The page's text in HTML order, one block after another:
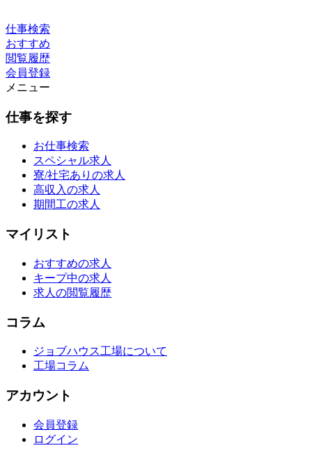
仕事検索
おすすめ
閲覧履歴
会員登録
メニュー
仕事を探す
お仕事検索
スペシャル求人
寮/社宅ありの求人
高収入の求人
期間工の求人
マイリスト
おすすめの求人
キープ中の求人
求人の閲覧履歴
コラム
ジョブハウス工場について
工場コラム
アカウント
会員登録
ログイン